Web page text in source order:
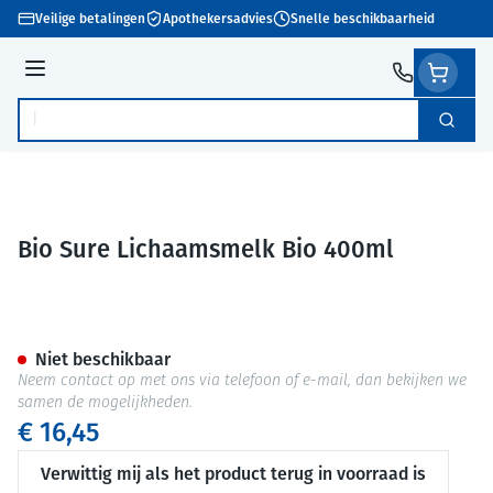
Ga naar de inhoud
Veilige betalingen Apothekersadvies Snelle beschikbaarheid
Menu
Product, merk, categorie... Zoek
Bio Sure Lichaamsmelk Bio 400ml
€ 16,45
Verwittig mij als het product terug in voorraad is
Niet beschikbaar
Neem contact op met ons via telefoon of e-mail, dan bekijken we
samen de mogelijkheden.